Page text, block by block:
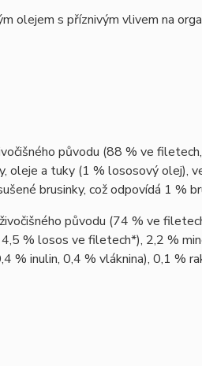
olejem s příznivým vlivem na
původu (88 % ve
oleje a tuky (1 % lososový olej),
brusinky, což odpovídá 1 %
původu (74 % ve
% losos ve filetech*), 2,2 %
% inulin, 0,4 % vláknina), 0,1 %